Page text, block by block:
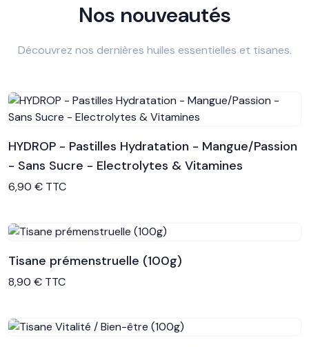
Nos nouveautés
Découvrez nos dernières huiles essentielles et tisanes.
Voir le produit
HYDROP - Pastilles Hydratation - Mangue/Passion
- Sans Sucre - Electrolytes & Vitamines
6,90 € TTC
Voir le produit
Tisane prémenstruelle (100g)
8,90 € TTC